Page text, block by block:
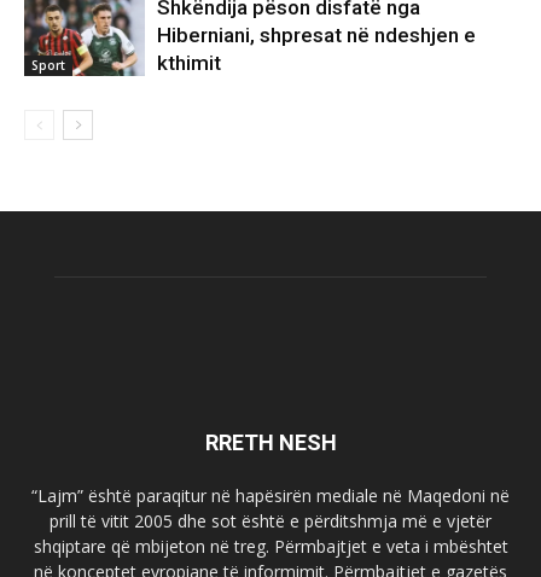
Sport
Shkëndija pëson disfatë nga
Hiberniani, shpresat në ndeshjen e
kthimit
RRETH NESH
“Lajm” është paraqitur në hapësirën mediale në Maqedoni në
prill të vitit 2005 dhe sot është e përditshmja më e vjetër
shqiptare që mbijeton në treg. Përmbajtjet e veta i mbështet
në konceptet evropiane të informimit. Përmbajtjet e gazetës